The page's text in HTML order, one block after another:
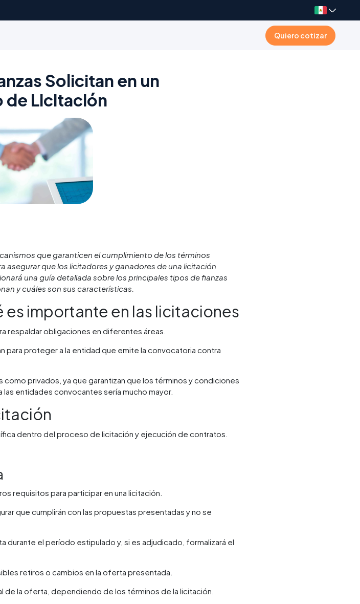
Quiero cotizar
Solicitan en un
de Licitación
que garanticen el cumplimiento de los términos
asegurar que los licitadores y ganadores de una licitación
una guía detallada sobre los principales tipos de fianzas
y cuáles son sus características.
es importante en las licitaciones
respaldar obligaciones en diferentes áreas.
para proteger a la entidad que emite la convocatoria contra
privados, ya que garantizan que los términos y condiciones
entidades convocantes sería mucho mayor.
dentro del proceso de licitación y ejecución de contratos.
requisitos para participar en una licitación.
que cumplirán con las propuestas presentadas y no se
durante el período estipulado y, si es adjudicado, formalizará el
retiros o cambios en la oferta presentada.
la oferta, dependiendo de los términos de la licitación.